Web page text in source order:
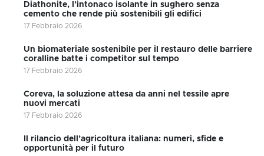
Diathonite, l’intonaco isolante in sughero senza
cemento che rende più sostenibili gli edifici
17 Febbraio 2026
Un biomateriale sostenibile per il restauro delle barriere
coralline batte i competitor sul tempo
17 Febbraio 2026
Coreva, la soluzione attesa da anni nel tessile apre
nuovi mercati
17 Febbraio 2026
Il rilancio dell’agricoltura italiana: numeri, sfide e
opportunità per il futuro